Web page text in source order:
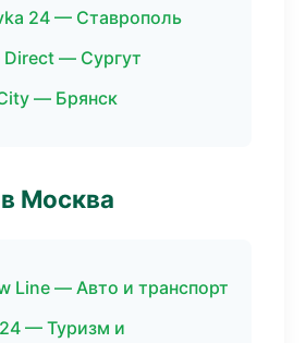
24 — Ставрополь
Direct — Сургут
— Брянск
Москва
Line — Авто и транспорт
— Туризм и